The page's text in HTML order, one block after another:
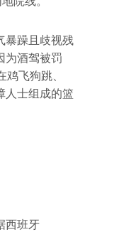
暴躁且歧视残
为酒驾被罚
飞狗跳、
人士组成的篮
西班牙